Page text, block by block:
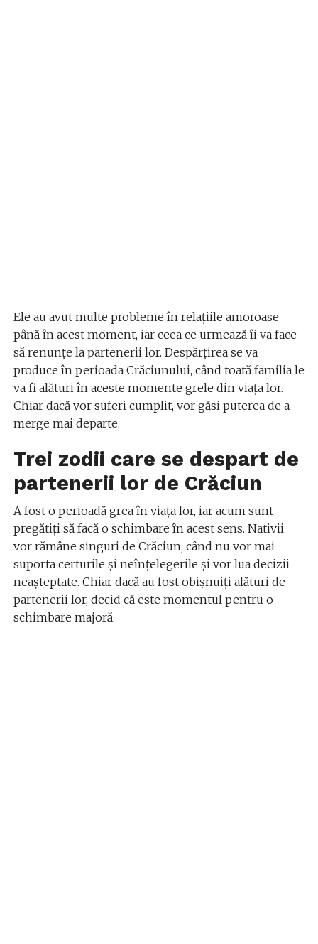
Ele au avut multe probleme în relațiile amoroase
până în acest moment, iar ceea ce urmează îi va face
să renunțe la partenerii lor. Despărțirea se va
produce în perioada Crăciunului, când toată familia le
va fi alături în aceste momente grele din viața lor.
Chiar dacă vor suferi cumplit, vor găsi puterea de a
merge mai departe.
Trei zodii care se despart de
partenerii lor de Crăciun
A fost o perioadă grea în viața lor, iar acum sunt
pregătiți să facă o schimbare în acest sens. Nativii
vor rămâne singuri de Crăciun, când nu vor mai
suporta certurile și neînțelegerile și vor lua decizii
neașteptate. Chiar dacă au fost obișnuiți alături de
partenerii lor, decid că este momentul pentru o
schimbare majoră.